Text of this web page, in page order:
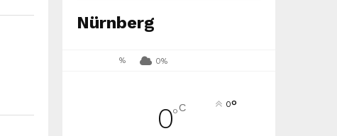
Nürnberg
% 0%
0°C 0°